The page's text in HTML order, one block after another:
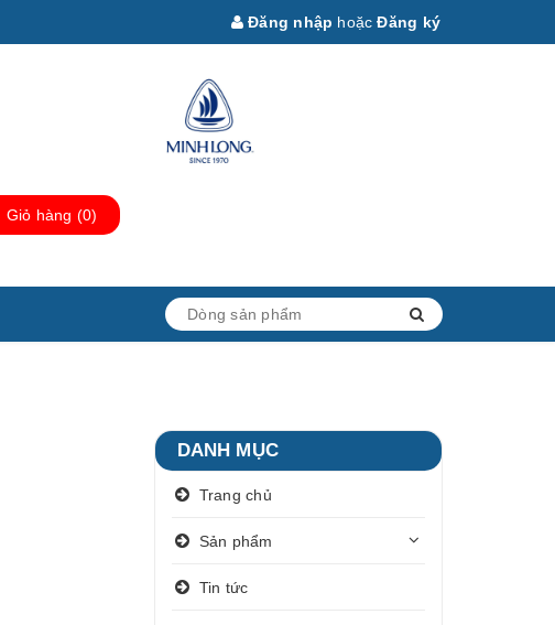
Đăng nhập hoặc Đăng ký
Giỏ hàng (0)
DANH MỤC
Trang chủ
Sản phẩm
Tin tức